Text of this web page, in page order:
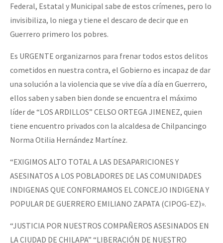
Federal, Estatal y Municipal sabe de estos crímenes, pero lo
invisibiliza, lo niega y tiene el descaro de decir que en
Guerrero primero los pobres.
Es URGENTE organizarnos para frenar todos estos delitos
cometidos en nuestra contra, el Gobierno es incapaz de dar
una solución a la violencia que se vive día a día en Guerrero,
ellos saben y saben bien donde se encuentra el máximo
líder de “LOS ARDILLOS” CELSO ORTEGA JIMENEZ, quien
tiene encuentro privados con la alcaldesa de Chilpancingo
Norma Otilia Hernández Martínez.
“EXIGIMOS ALTO TOTAL A LAS DESAPARICIONES Y
ASESINATOS A LOS POBLADORES DE LAS COMUNIDADES
INDIGENAS QUE CONFORMAMOS EL CONCEJO INDIGENA Y
POPULAR DE GUERRERO EMILIANO ZAPATA (CIPOG-EZ)».
“JUSTICIA POR NUESTROS COMPAÑEROS ASESINADOS EN
LA CIUDAD DE CHILAPA” “LIBERACIÓN DE NUESTRO